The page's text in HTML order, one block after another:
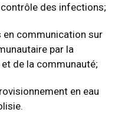
des infections;
communication sur
par la
de la communauté;
en eau